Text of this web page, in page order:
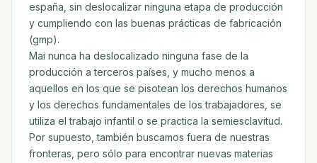
españa, sin deslocalizar ninguna etapa de producción
y cumpliendo con las buenas prácticas de fabricación
(gmp).
Mai nunca ha deslocalizado ninguna fase de la
producción a terceros países, y mucho menos a
aquellos en los que se pisotean los derechos humanos
y los derechos fundamentales de los trabajadores, se
utiliza el trabajo infantil o se practica la semiesclavitud.
Por supuesto, también buscamos fuera de nuestras
fronteras, pero sólo para encontrar nuevas materias